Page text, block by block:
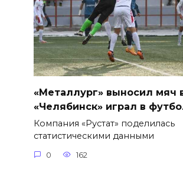
«Металлург» выносил мяч
«Челябинск» играл в
Компания «Рустат» поделилась
статистическими данными
0 162